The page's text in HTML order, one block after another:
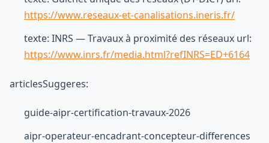
https://www.reseaux-et-canalisations.ineris.fr/
texte: INRS — Travaux à proximité des réseaux url:
https://www.inrs.fr/media.html?refINRS=ED+6164
articlesSuggeres:
guide-aipr-certification-travaux-2026
aipr-operateur-encadrant-concepteur-differences